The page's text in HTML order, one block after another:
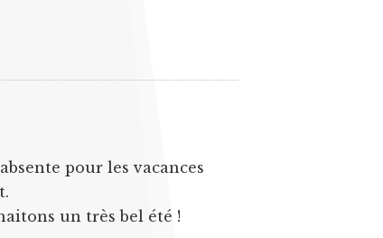
pour les vacances
un très bel été !